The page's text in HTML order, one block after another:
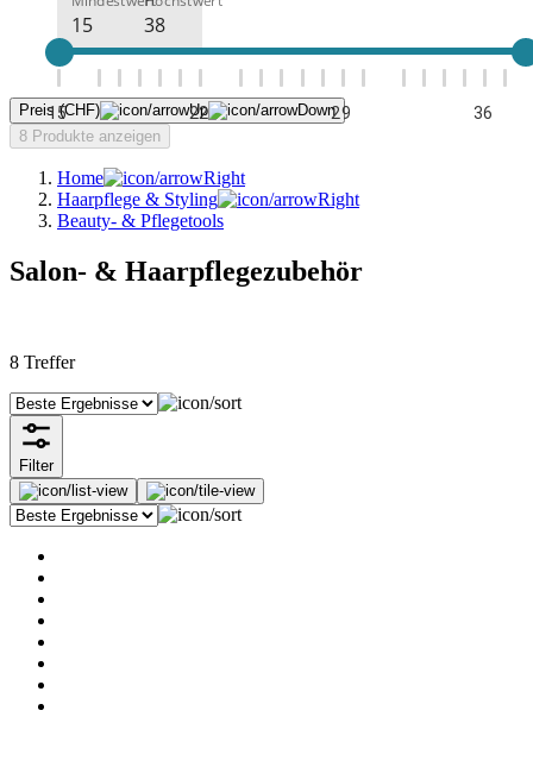
15 22 29 36
Preis (CHF)
8 Produkte anzeigen
Home
Haarpflege & Styling
Beauty- & Pflegetools
Salon- & Haarpflegezubehör
8 Treffer
Filter